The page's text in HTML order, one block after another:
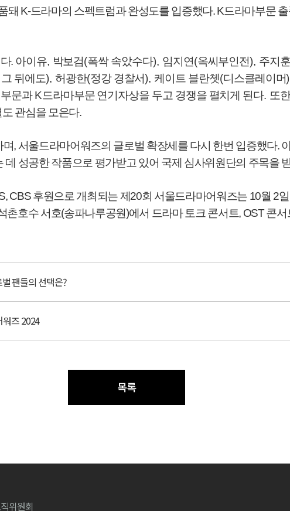
돼 K-드라마의 스펙트럼과 완성도를 입증했다. K드라마부문
. 아이유, 박보검(폭싹 속았수다), 임지연(옥씨부인전), 주지훈
그 뒤에도), 허광한(정강 경찰서), 케이트 블란쳇(디스클레이머
문과K드라마부문 연기자상을 두고 경쟁을 펼치게 된다. 또
관심을 모은다.
며, 서울드라마어워즈의 글로벌 확장세를 다시 한번 입증했다.
성공한 작품으로 평가받고 있어 국제 심사위원단의 주목을
CBS후원으로 개최되는 제 20회 서울드라마어워즈는 10월 2일
촌호수 서호(송파나루공원)에서 드라마 토크 콘서트, OST콘서
팬들의 선택은?
워즈 2024
목록
위원회